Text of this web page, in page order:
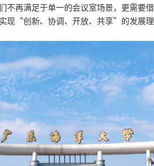
不再满足于单一的会议室场景，更需要
现“创新、协调、开放、共享”的发展理